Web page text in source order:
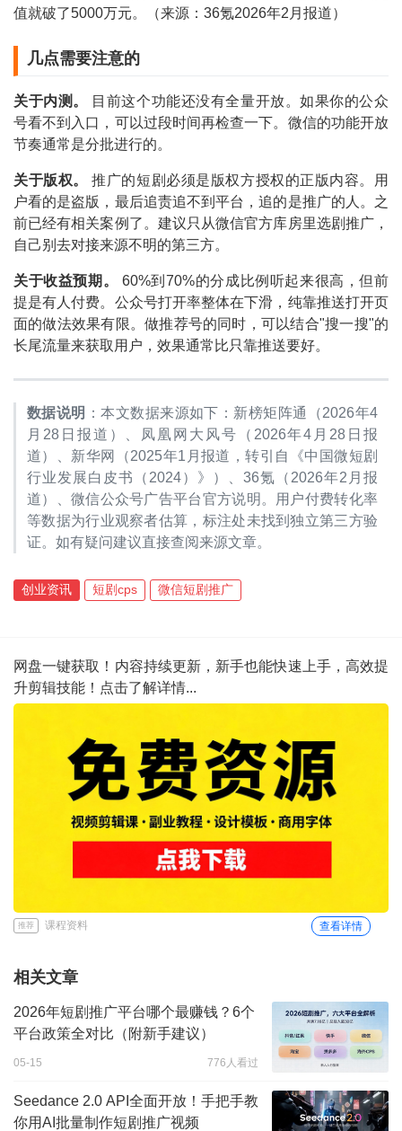
值就破了5000万元。（来源：36氪2026年2月报道）
几点需要注意的
关于内测。
目前这个功能还没有全量开放。如果你的公众
号看不到入口，可以过段时间再检查一下。微信的功能开放
节奏通常是分批进行的。
关于版权。
推广的短剧必须是版权方授权的正版内容。用
户看的是盗版，最后追责追不到平台，追的是推广的人。之
前已经有相关案例了。建议只从微信官方库房里选剧推广，
自己别去对接来源不明的第三方。
关于收益预期。
60%到70%的分成比例听起来很高，但前
提是有人付费。公众号打开率整体在下滑，纯靠推送打开页
面的做法效果有限。做推荐号的同时，可以结合"搜一搜"的
长尾流量来获取用户，效果通常比只靠推送要好。
数据说明 ：本文数据来源如下：新榜矩阵通（2026年4
月28日报道）、凤凰网大风号（2026年4月28日报
道）、新华网（2025年1月报道，转引自《中国微短剧
行业发展白皮书（2024）》）、36氪（2026年2月报
道）、微信公众号广告平台官方说明。用户付费转化率
等数据为行业观察者估算，标注处未找到独立第三方验
证。如有疑问建议直接查阅来源文章。
创业资讯 短剧cps 微信短剧推广
网盘一键获取！内容持续更新，新手也能快速上手，高效提
升剪辑技能！点击了解详情...
推荐 课程资料 查看详情
相关文章
2026年短剧推广平台哪个最赚钱？6个
平台政策全对比（附新手建议）
05-15 776人看过
Seedance 2.0 API全面开放！手把手教
你用AI批量制作短剧推广视频